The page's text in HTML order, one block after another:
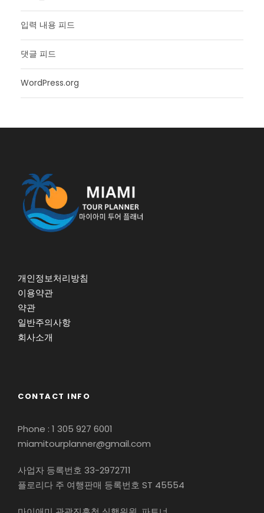
입력 내용 피드
댓글 피드
WordPress.org
개인정보처리방침
이용약관
약관
일반주의사항
회사소개
CONTACT INFO
Phone : 1 305 927 6001
miamitourplanner@gmail.com
사업자 등록번호 33-2972711
플로리다 주 여행판매 등록번호 ST 45554